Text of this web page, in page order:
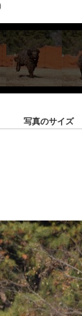
写真のサイズ